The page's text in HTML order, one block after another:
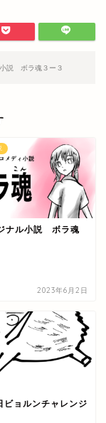
説 ボラ魂３ー３
ナル小説 ボラ魂
2023年6月2日
ビョルンチャレンジ